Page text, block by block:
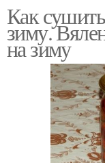
Как
зиму.
на зиму